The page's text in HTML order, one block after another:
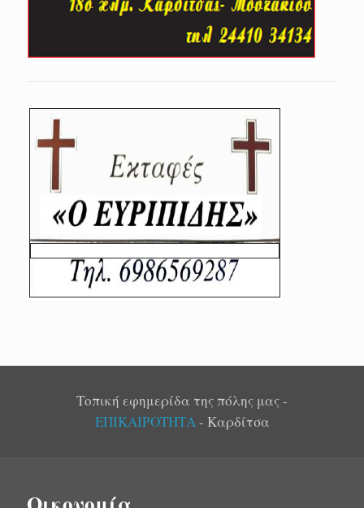
Τοπική εφημερίδα της πόλης μας -
ΕΠΙΚΑΙΡΟΤΗΤΑ - Καρδίτσα